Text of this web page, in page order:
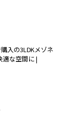
入の3LDKメゾネ
適な空間に |